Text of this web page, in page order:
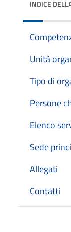
INDICE
Unità
Tipo di
Persone
Elenco
Sede
Allegati
Contatti